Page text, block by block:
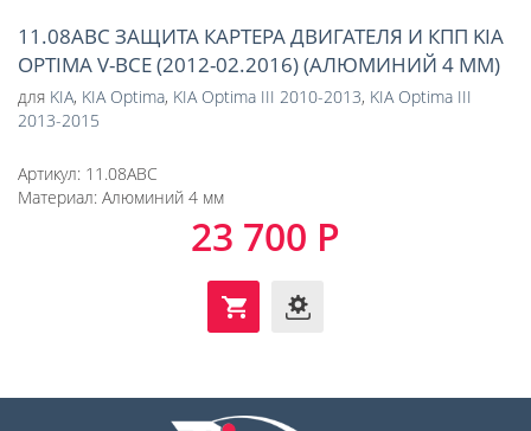
11.08ABC ЗАЩИТА КАРТЕРА ДВИГАТЕЛЯ И КПП KIA
OPTIMA V-ВСЕ (2012-02.2016) (АЛЮМИНИЙ 4 ММ)
для KIA, KIA Optima, KIA Optima III 2010-2013, KIA Optima III
2013-2015
Артикул: 11.08ABC
Материал: Алюминий 4 мм
23 700 Р